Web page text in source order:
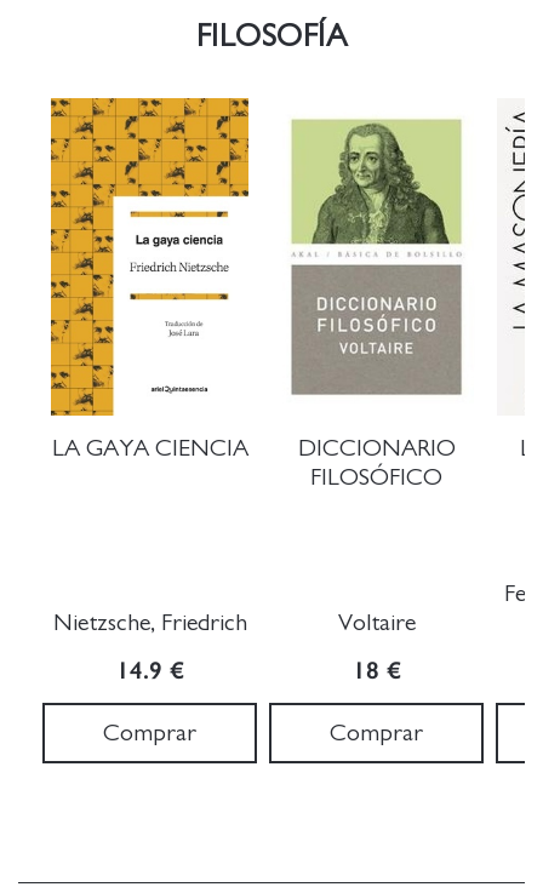
FILOSOFÍA
LA GAYA CIENCIA
Nietzsche, Friedrich
14.9 €
Comprar
DICCIONARIO
FILOSÓFICO
Voltaire
18 €
Comprar